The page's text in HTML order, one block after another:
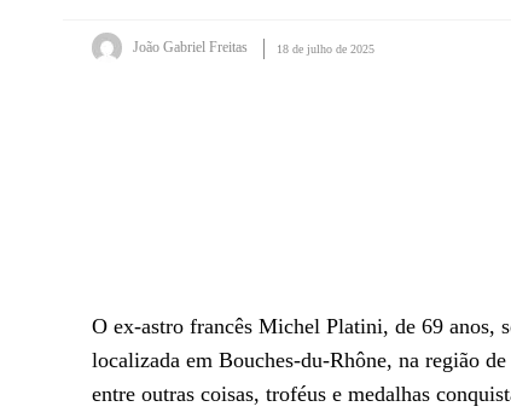
João Gabriel Freitas 18 de julho de 2025
O ex-astro francês Michel Platini, de 69 anos,
localizada em Bouches-du-Rhône, na região
entre outras coisas, troféus e medalhas